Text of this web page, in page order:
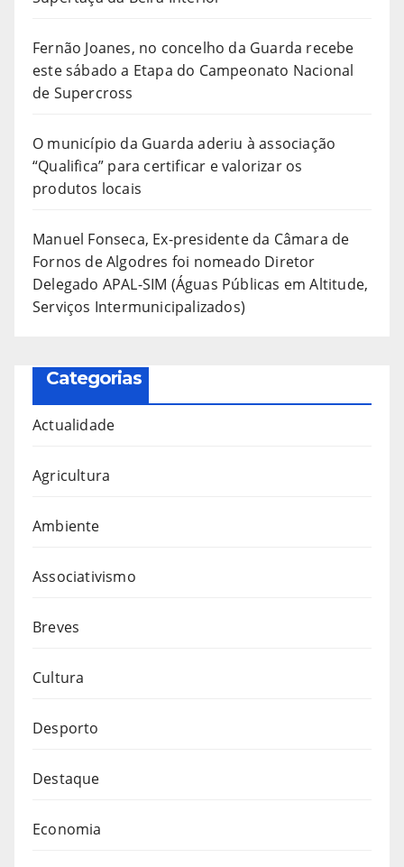
Fernão Joanes, no concelho da Guarda recebe
este sábado a Etapa do Campeonato Nacional
de Supercross
O município da Guarda aderiu à associação
“Qualifica” para certificar e valorizar os
produtos locais
Manuel Fonseca, Ex-presidente da Câmara de
Fornos de Algodres foi nomeado Diretor
Delegado APAL-SIM (Águas Públicas em Altitude,
Serviços Intermunicipalizados)
Categorias
Actualidade
Agricultura
Ambiente
Associativismo
Breves
Cultura
Desporto
Destaque
Economia